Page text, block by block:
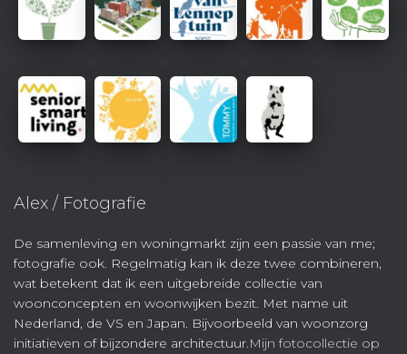
Alex / Fotografie
De samenleving en woningmarkt zijn een passie van me;
fotografie ook. Regelmatig kan ik deze twee combineren,
wat betekent dat ik een uitgebreide collectie van
woonconcepten en woonwijken bezit. Met name uit
Nederland, de VS en Japan. Bijvoorbeeld van woonzorg
initiatieven of bijzondere architectuur.Mijn fotocollectie op